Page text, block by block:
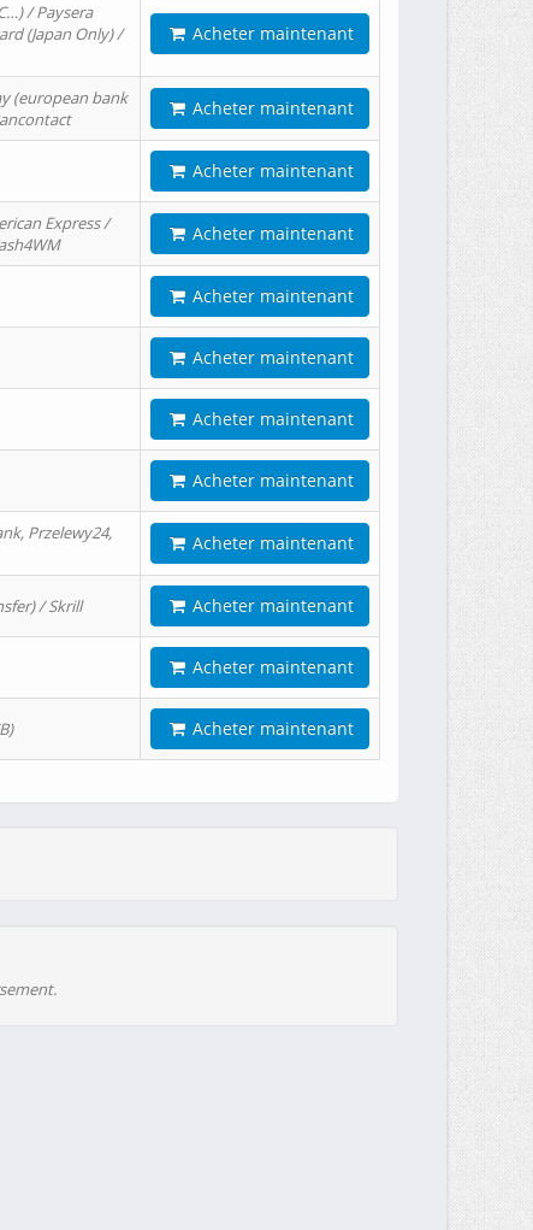
/ Paysera
(Japan Only) /
Acheter maintenant
(european bank
Acheter maintenant
Acheter maintenant
Express /
Acheter maintenant
Acheter maintenant
Acheter maintenant
Acheter maintenant
Acheter maintenant
Przelewy24,
Acheter maintenant
/ Skrill Acheter maintenant
Acheter maintenant
Acheter maintenant